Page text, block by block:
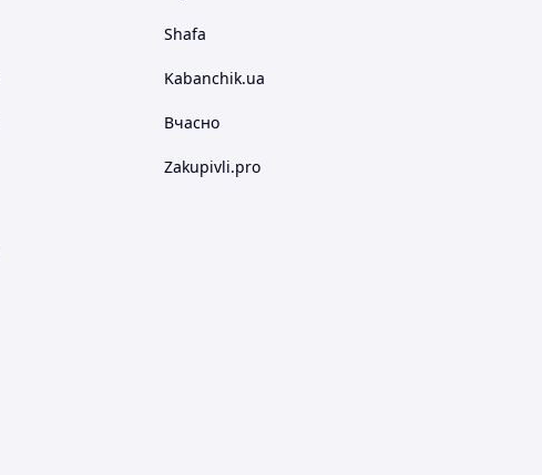
Shafa
Kabanchik.ua
Вчасно
Zakupivli.pro